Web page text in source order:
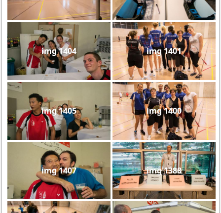
img 1404 img 1401
img 1405 img 1400
img 1407 img 1388